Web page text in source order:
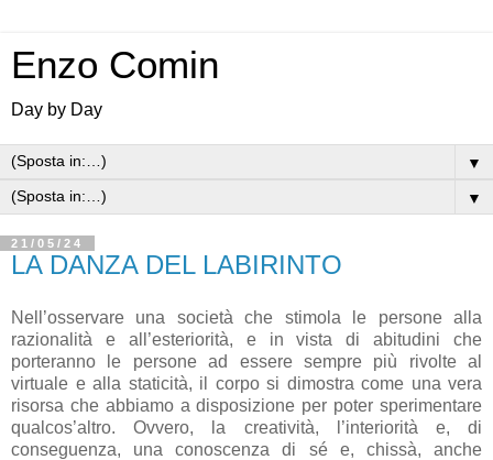
Enzo Comin
Day by Day
▼
▼
21/05/24
LA DANZA DEL LABIRINTO
Nell’osservare una società che stimola le persone alla
razionalità e all’esteriorità, e in vista di abitudini che
porteranno le persone ad essere sempre più rivolte al
virtuale e alla staticità, il corpo si dimostra come una vera
risorsa che abbiamo a disposizione per poter sperimentare
qualcos’altro. Ovvero, la creatività, l’interiorità e, di
conseguenza, una conoscenza di sé e, chissà, anche